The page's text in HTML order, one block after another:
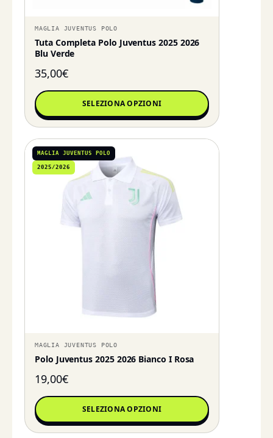
MAGLIA JUVENTUS POLO
Tuta Completa Polo Juventus 2025 2026
Blu Verde
35,00€
SELEZIONA OPZIONI
MAGLIA JUVENTUS POLO
2025/2026
MAGLIA JUVENTUS POLO
Polo Juventus 2025 2026 Bianco I Rosa
19,00€
SELEZIONA OPZIONI